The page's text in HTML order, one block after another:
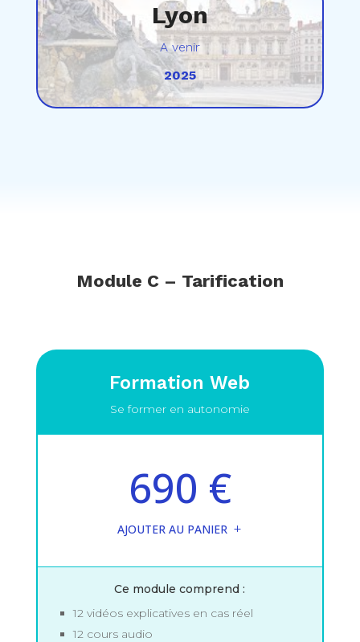
Lyon
A venir
2025
Module C – Tarification
Formation Web
Se former en autonomie
690 €
AJOUTER AU PANIER
Ce module comprend :
12 vidéos explicatives en cas réel
12 cours audio